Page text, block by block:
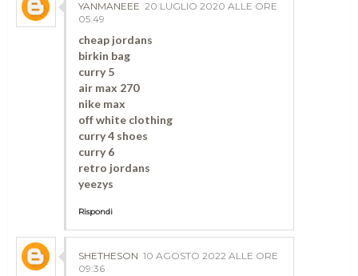
YANMANEEE 20 LUGLIO 2020 ALLE ORE
05:49
cheap jordans
birkin bag
curry 5
air max 270
nike max
off white clothing
curry 4 shoes
curry 6
retro jordans
yeezys
Rispondi
SHETHESON 10 AGOSTO 2022 ALLE ORE
09:36